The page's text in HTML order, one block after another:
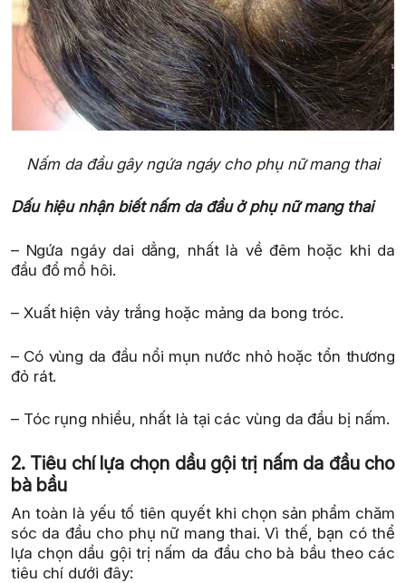
Nấm da đầu gây ngứa ngáy cho phụ nữ mang thai
Dấu hiệu nhận biết nấm da đầu ở phụ nữ mang thai
– Ngứa ngáy dai dẳng, nhất là về đêm hoặc khi da
đầu đổ mồ hôi.
– Xuất hiện vảy trắng hoặc mảng da bong tróc.
– Có vùng da đầu nổi mụn nước nhỏ hoặc tổn thương
đỏ rát.
– Tóc rụng nhiều, nhất là tại các vùng da đầu bị nấm.
2. Tiêu chí lựa chọn dầu gội trị nấm da đầu cho
bà bầu
An toàn là yếu tố tiên quyết khi chọn sản phẩm chăm
sóc da đầu cho phụ nữ mang thai. Vì thế, bạn có thể
lựa chọn dầu gội trị nấm da đầu cho bà bầu theo các
tiêu chí dưới đây: